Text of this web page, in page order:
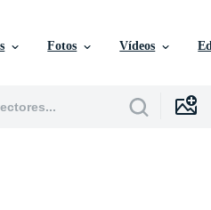
Fotos Vídeos